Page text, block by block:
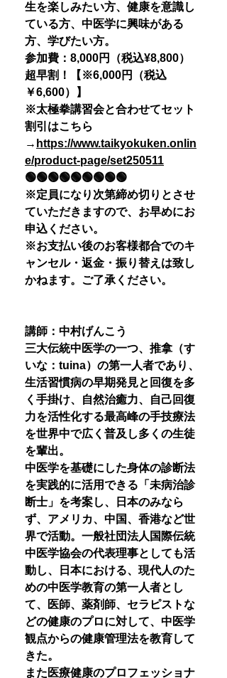
生を楽しみたい方、健康を意識し
ている方、中医学に興味がある
方、学びたい方。
参加費：8,000円（税込¥8,800）
超早割！【※6,000円（税込
￥6,600）】
※太極拳講習会と合わせてセット
割引はこちら
→ https://www.taikyokuken.onlin
e/product-page/set250511
🟢🟢🟢🟢🟢🟢🟢🟢🟢
※定員になり次第締め切りとさせ
ていただきますので、お早めにお
申込ください。
※お支払い後のお客様都合でのキ
ャンセル・返金・振り替えは致し
かねます。ご了承ください。
講師：中村げんこう
三大伝統中医学の一つ、推拿（す
いな：tuina）の第一人者であり、
生活習慣病の早期発見と回復を多
く手掛け、自然治癒力、自己回復
力を活性化する最高峰の手技療法
を世界中で広く普及し多くの生徒
を輩出。
中医学を基礎にした身体の診断法
を実践的に活用できる「未病治診
断士」を考案し、日本のみなら
ず、アメリカ、中国、香港など世
界で活動。一般社団法人国際伝統
中医学協会の代表理事としても活
動し、日本における、現代人のた
めの中医学教育の第一人者とし
て、医師、薬剤師、セラピストな
どの健康のプロに対して、中医学
観点からの健康管理法を教育して
きた。
また医療健康のプロフェッショナ